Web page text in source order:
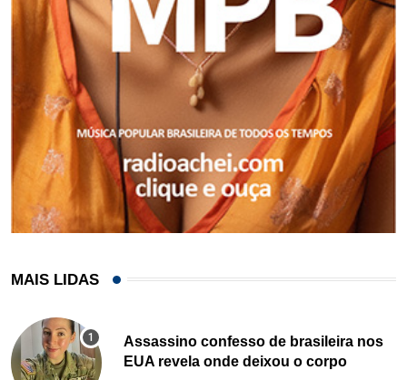
MAIS LIDAS
Assassino confesso de brasileira nos
EUA revela onde deixou o corpo